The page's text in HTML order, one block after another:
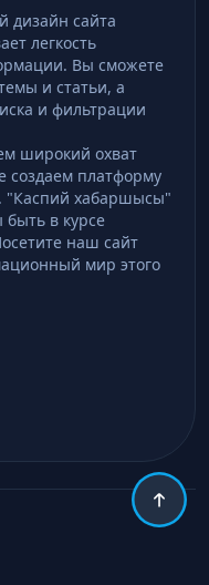
дизайн сайта
легкость
Вы сможете
и статьи, а
и фильтрации
широкий охват
создаем платформу
"Каспий хабаршысы"
в курсе
наш сайт
мир этого